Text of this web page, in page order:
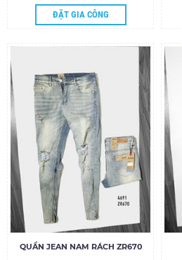
ĐẶT GIA CÔNG
QUẦN JEAN NAM RÁCH ZR670